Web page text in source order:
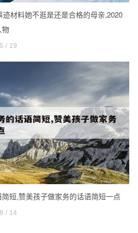
材料她不逛是还是合格的母亲,2020
物
/ 19
短,赞美孩子做家务的话语简短一点
/ 14